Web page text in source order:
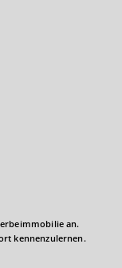
an.
kennenzulernen.